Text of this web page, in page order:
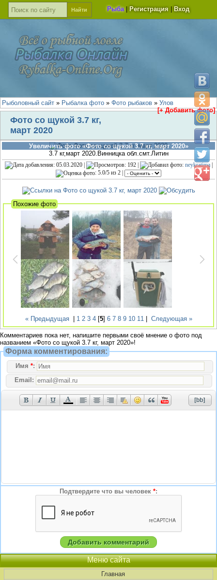
Рыба| Регистрация Вход
Рыболовный сайт » Рыбалка фото » Фото рыбаков » Улов
[+ Добавить фото]
Фото со щукой 3.7 кг,
март 2020
Увеличить фото «Фото со щукой 3.7 кг, март 2020»
3.7 кг,март 2020.Винницка обл.смт.Литин
: 05.03.2020 | : 192 | : neykratima|
: 5.0/5 из 2
Похожие фото
« Предыдущая| 1 2 3 4[5] 6 7 8 9 10 11| Следующая »
Комментариев пока нет, напишите первыми своё мнение о фото под
названием «Фото со щукой 3.7 кг, март 2020»!
Форма комментирования:
Имя*:
Email:
Подтвердите что вы человек *:
Меню сайта
Главная